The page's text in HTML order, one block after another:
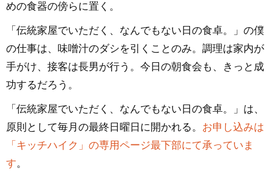
めの食器の傍らに置く。
「伝統家屋でいただく、なんでもない日の食卓。」の僕
の仕事は、味噌汁のダシを引くことのみ。調理は家内が
手がけ、接客は長男が行う。今日の朝食会も、きっと成
功するだろう。
「伝統家屋でいただく、なんでもない日の食卓。」は、
原則として毎月の最終日曜日に開かれる。 お申し込みは
「キッチハイク」の専用ページ最下部にて承っていま
す。